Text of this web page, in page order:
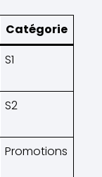
Catégorie
S1
S2
Promotions